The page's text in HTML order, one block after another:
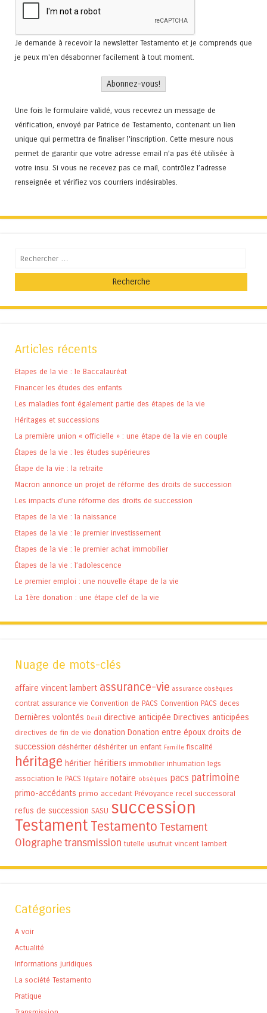
Je demande à recevoir la newsletter Testamento et je comprends que
je peux m'en désabonner facilement à tout moment.
Une fois le formulaire validé, vous recevrez un message de
vérification, envoyé par Patrice de Testamento, contenant un lien
unique qui permettra de finaliser l'inscription. Cette mesure nous
permet de garantir que votre adresse email n’a pas été utilisée à
votre insu. Si vous ne recevez pas ce mail, contrôlez l’adresse
renseignée et vérifiez vos courriers indésirables.
Recherche
Articles récents
Etapes de la vie : le Baccalauréat
Financer les études des enfants
Les maladies font également partie des étapes de la vie
Héritages et successions
La première union « officielle » : une étape de la vie en couple
Étapes de la vie : les études supérieures
Étape de la vie : la retraite
Macron annonce un projet de réforme des droits de succession
Les impacts d’une réforme des droits de succession
Etapes de la vie : la naissance
Etapes de la vie : le premier investissement
Étapes de la vie : le premier achat immobilier
Étapes de la vie : l’adolescence
Le premier emploi : une nouvelle étape de la vie
La 1ère donation : une étape clef de la vie
Nuage de mots-clés
affaire vincent lambert assurance-vie assurance obsèques
contrat assurance vie Convention de PACS Convention PACS deces
Dernières volontés Deuil directive anticipée Directives anticipées
directives de fin de vie donation Donation entre époux droits de
succession déshériter déshériter un enfant Famille fiscalité
héritage héritier héritiers immobilier inhumation legs
association le PACS légataire notaire obsèques pacs patrimoine
primo-accédants primo accedant Prévoyance recel successoral
refus de succession SASU succession
Testament Testamento Testament
Olographetransmission tutelle usufruit vincent lambert
Catégories
A voir
Actualité
Informations juridiques
La société Testamento
Pratique